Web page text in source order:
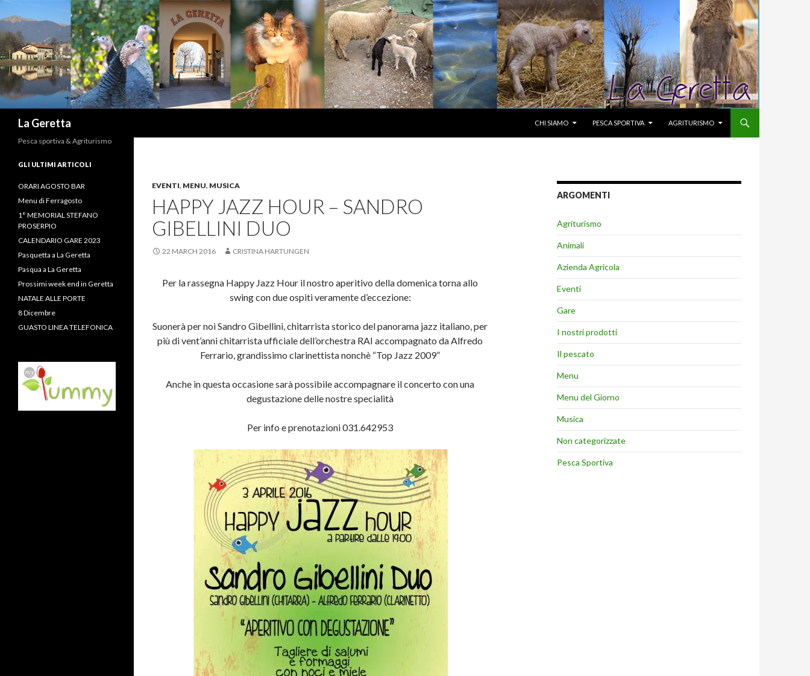
La Geretta
CHI SIAMO
PESCA SPORTIVA AGRITURISMO
EVENTI, MENU, MUSICA
HAPPY JAZZ HOUR – SANDRO
GIBELLINI DUO
22 MARCH 2016 CRISTINA HARTUNGEN
Per la rassegna Happy Jazz Hour il nostro aperitivo della domenica torna allo
swing con due ospiti veramente d’eccezione:
Suonerà per noi Sandro Gibellini, chitarrista storico del panorama jazz italiano, per
più di vent’anni chitarrista ufficiale dell’orchestra RAI accompagnato da Alfredo
Ferrario, grandissimo clarinettista nonchè “Top Jazz 2009”
Anche in questa occasione sarà possibile accompagnare il concerto con una
degustazione delle nostre specialità
Per info e prenotazioni 031.642953
ARGOMENTI
Agriturismo
Animali
Azienda Agricola
Eventi
Gare
I nostri prodotti
Il pescato
Menu
Menu del Giorno
Musica
Non categorizzate
Pesca Sportiva
Pesca sportiva & Agriturismo
GLI ULTIMI ARTICOLI
ORARI AGOSTO BAR
Menu di Ferragosto
1° MEMORIAL STEFANO
PROSERPIO
CALENDARIO GARE 2023
Pasquetta a La Geretta
Pasqua a La Geretta
Prossimi week end in Geretta
NATALE ALLE PORTE
8 Dicembre
GUASTO LINEA TELEFONICA